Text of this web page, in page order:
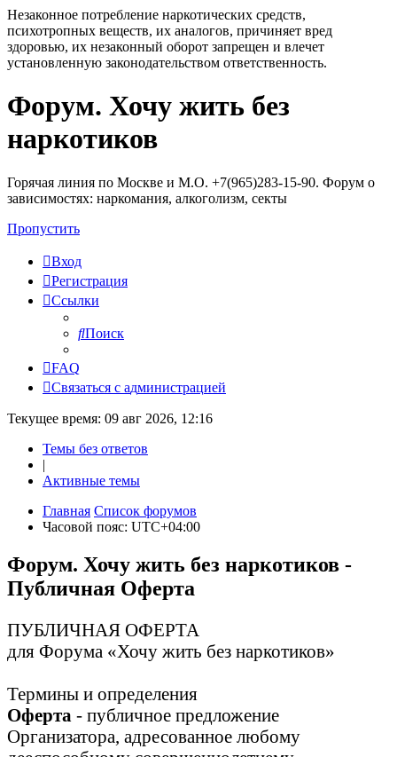
Незаконное потребление наркотических средств,
психотропных веществ, их аналогов, причиняет вред
здоровью, их незаконный оборот запрещен и влечет
установленную законодательством ответственность.
Регистрация
Форум. Хочу жить без
наркотиков
Горячая линия по Москве и М.О. +7(965)283-15-90. Форум о
зависимостях: наркомания, алкоголизм, секты
Пропустить
Вход
Регистрация
Ссылки
Поиск
FAQ
Связаться с администрацией
Текущее время: 09 авг 2026, 12:16
Темы без ответов
|
Активные темы
Главная Список форумов
Часовой пояс: UTC+04:00
Форум. Хочу жить без наркотиков -
Публичная Оферта
ПУБЛИЧНАЯ ОФЕРТА
для Форума «Хочу жить без наркотиков»
Термины и определения
Оферта - публичное предложение
Организатора, адресованное любому